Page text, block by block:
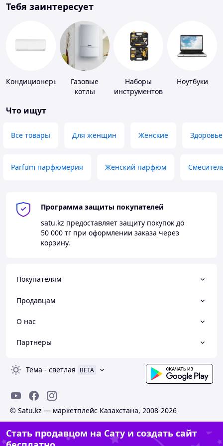
Тебя заинтересует
Кондиционеры
Газовые
котлы
Наборы
инструментов
Ноутбуки
Что ищут
Все товары Для женщин Женские Здоровье
Parfum парфюмерия Женский парфюм
Программа защиты покупателей
satu.kz предоставляет защиту покупок до
50 000 тг при оформлении заказа через
корзину.
Покупателям
Продавцам
О нас
Партнеры
Тема - светлая BETA
© Satu.kz — маркетплейс Казахстана, 2008-2026
Стать продавцом на Сату и создать сайт